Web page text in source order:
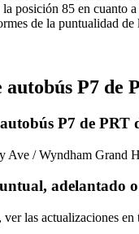
posición 85 en cuanto
de la puntualidad
P7 de
P7 de
Ave / Wyndham Grand
adelantado
ver las actualizaciones